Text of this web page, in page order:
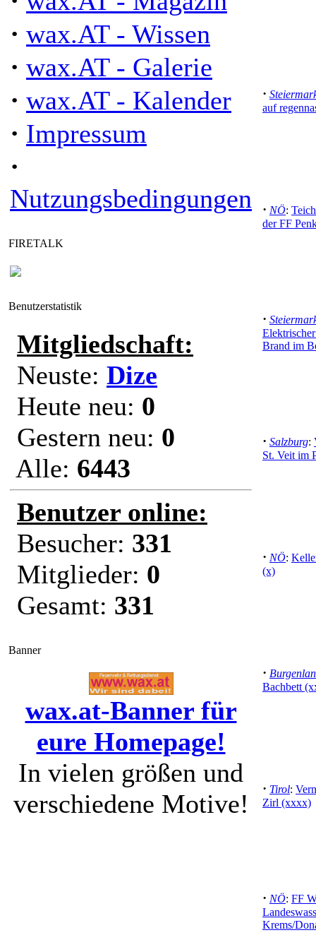
· wax.AT - Wissen
· wax.AT - Galerie
· wax.AT - Kalender
· Impressum
·
Nutzungsbedingungen
FIRETALK
Benutzerstatistik
Mitgliedschaft:
Neuste: Dize
Heute neu: 0
Gestern neu: 0
Alle: 6443
Benutzer online:
Besucher: 331
Mitglieder: 0
Gesamt: 331
Banner
wax.at-Banner für
eure Homepage!
In vielen größen und
verschiedene Motive!
·
auf
· NÖ:
der FF
·
Brand im
· Salzburg:
St. Veit im
· NÖ:
(x)
·
Bachbett
· Tirol:
Zirl (xxxx)
· NÖ: FF
Krems/